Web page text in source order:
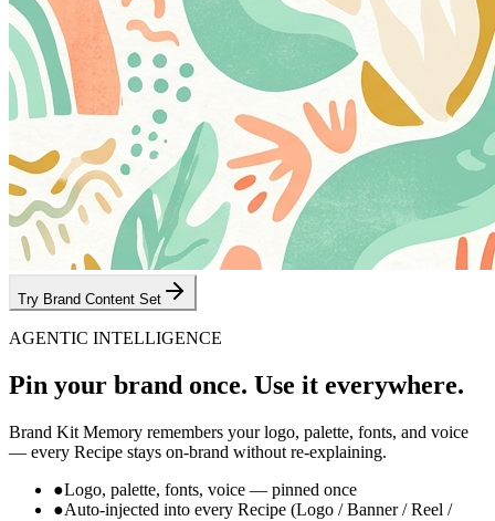
Try Brand Content Set
AGENTIC INTELLIGENCE
Pin your brand once. Use it everywhere.
Brand Kit Memory remembers your logo, palette, fonts, and voice
— every Recipe stays on-brand without re-explaining.
●Logo, palette, fonts, voice — pinned once
●Auto-injected into every Recipe (Logo / Banner / Reel /